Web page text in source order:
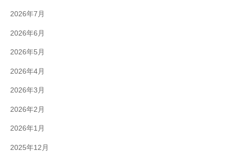
2026年7月
2026年6月
2026年5月
2026年4月
2026年3月
2026年2月
2026年1月
2025年12月